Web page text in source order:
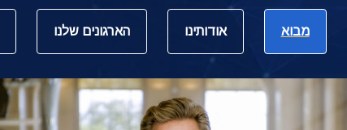
מבוא אודותינו הארגונים שלנו